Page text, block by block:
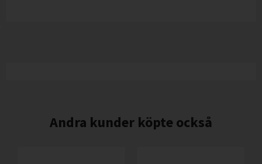
Andra kunder köpte också